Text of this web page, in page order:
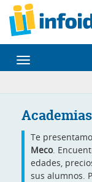
Desplegar
navegación
Te
Meco.
edades,
sus alumnos.